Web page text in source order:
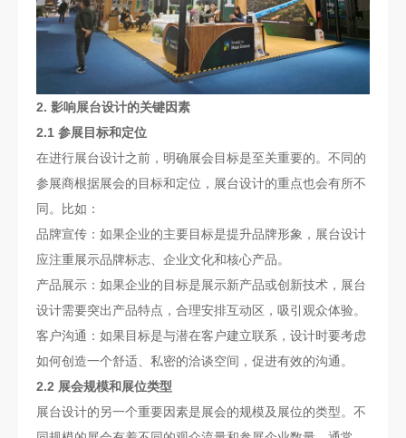
2. 影响展台设计的关键因素
2.1 参展目标和定位
在进行展台设计之前，明确展会目标是至关重要的。不同的
参展商根据展会的目标和定位，展台设计的重点也会有所不
同。比如：
品牌宣传：如果企业的主要目标是提升品牌形象，展台设计
应注重展示品牌标志、企业文化和核心产品。
产品展示：如果企业的目标是展示新产品或创新技术，展台
设计需要突出产品特点，合理安排互动区，吸引观众体验。
客户沟通：如果目标是与潜在客户建立联系，设计时要考虑
如何创造一个舒适、私密的洽谈空间，促进有效的沟通。
2.2 展会规模和展位类型
展台设计的另一个重要因素是展会的规模及展位的类型。不